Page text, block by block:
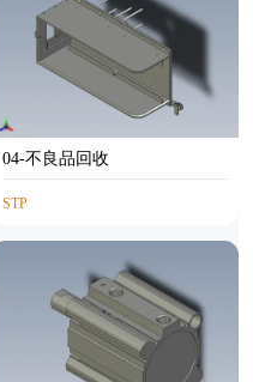
04-不良品回收
STP